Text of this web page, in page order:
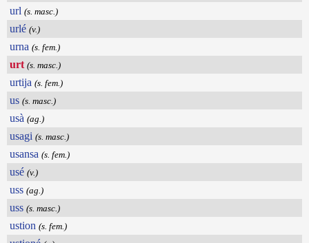
url (s. masc.)
urlé (v.)
urna (s. fem.)
urt (s. masc.)
urtija (s. fem.)
us (s. masc.)
usà (ag.)
usagi (s. masc.)
usansa (s. fem.)
usé (v.)
uss (ag.)
uss (s. masc.)
ustion (s. fem.)